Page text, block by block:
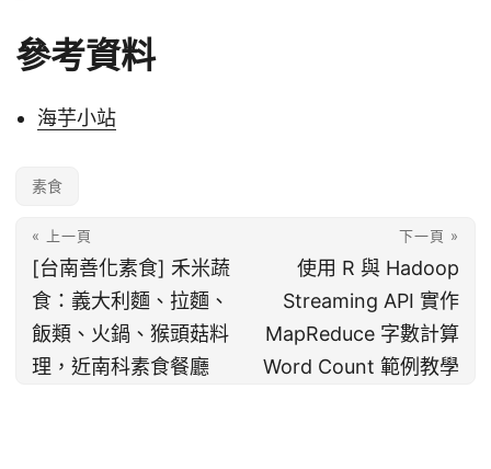
參考資料
海芋小站
素食
« 上一頁
[台南善化素食] 禾米蔬
食：義大利麵、拉麵、
飯類、火鍋、猴頭菇料
理，近南科素食餐廳
下一頁 »
使用 R 與 Hadoop
Streaming API 實作
MapReduce 字數計算
Word Count 範例教學